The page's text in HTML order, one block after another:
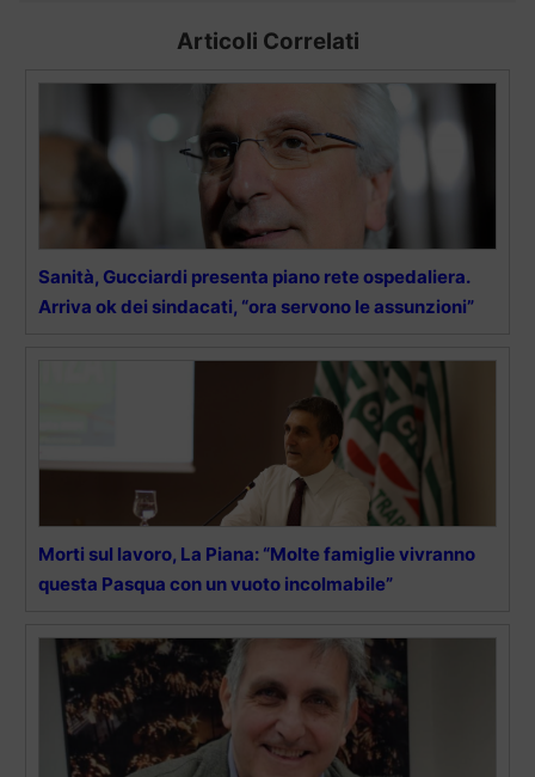
Articoli Correlati
Sanità, Gucciardi presenta piano rete ospedaliera.
Arriva ok dei sindacati, “ora servono le assunzioni”
Morti sul lavoro, La Piana: “Molte famiglie vivranno
questa Pasqua con un vuoto incolmabile”